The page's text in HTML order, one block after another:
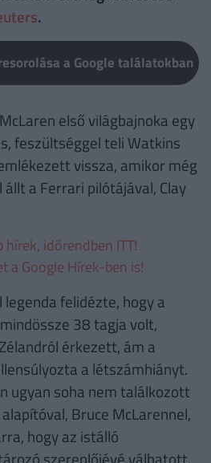
.
a Google találatokban
első világbajnoka egy
feszültséggel teli Watkins
vissza, amikor még
a Ferrari pilótájával, Clay
hírek, időrendben ITT!
a Google Hírek-ben is!
felidézte, hogy a
38 tagja volt,
érkezett, ám a
a létszámhiányt.
ugyan soha nem találkozott
Bruce McLarennel,
hogy az istálló